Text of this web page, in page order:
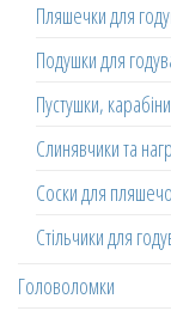
Пляшечки для
Подушки для
Пустушки, карабіни
Слинявчики та
Соски для
Стільчики для
Головоломки